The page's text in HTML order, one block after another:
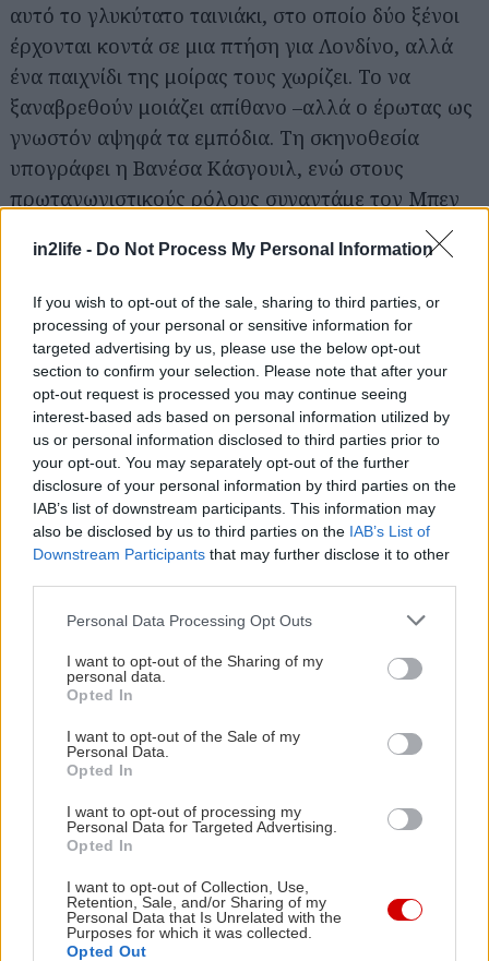
in2life - Do Not Process My Personal Information
If you wish to opt-out of the sale, sharing to third parties, or
processing of your personal or sensitive information for
targeted advertising by us, please use the below opt-out
section to confirm your selection. Please note that after your
opt-out request is processed you may continue seeing
interest-based ads based on personal information utilized by
us or personal information disclosed to third parties prior to
your opt-out. You may separately opt-out of the further
disclosure of your personal information by third parties on the
IAB’s list of downstream participants. This information may
also be disclosed by us to third parties on the IAB’s List of
Downstream Participants that may further disclose it to other
Please note that this website/app uses one or more Google
not limited to your visit or usage behaviour. You may click to
grant or deny consent to Google and its third-party tags to
use your data for below specified purposes in below Google
consent section.
Personal Data Processing Opt Outs
I want to opt-out of the Sharing of my
personal data.
Opted In
I want to opt-out of the Sale of my
Personal Data.
Opted In
I want to opt-out of processing my
Personal Data for Targeted Advertising.
Opted In
I want to opt-out of Collection, Use,
Retention, Sale, and/or Sharing of my
Personal Data that Is Unrelated with the
Purposes for which it was collected.
Opted Out
αυτό το γλυκύτατο ταινιάκι, στο οποίο δύο ξένοι
έρχονται κοντά σε μια πτήση για Λονδίνο, αλλά
ένα παιχνίδι της μοίρας τους χωρίζει. Το να
ξαναβρεθούν μοιάζει απίθανο –αλλά ο έρωτας ως
γνωστόν αψηφά τα εμπόδια. Τη σκηνοθεσία
υπογράφει η Βανέσα Κάσγουιλ, ενώ στους
πρωταγωνιστικούς ρόλους συναντάμε τον Μπεν
Θυμάσαι εκείνα τα βιβλία που αποφάσιζες τι θα
γίνει παρακάτω, και πήγαινες αναλόγως την
απόφαση στην αντίστοιχη σελίδα; Ε τώρα
υπάρχουν και σε ταινίες, όπως σοφά μας δίδαξε
πριν από μερικά χρόνια το Bandersnatch του
Black Mirror. Και σε αυτήν εδώ την διαδραστική
κομεντί, η ερωτική ζωή της Κάμι είναι στο χέρι
σου… και έχεις να διαλέξεις ανάμεσα στον
σταθερό σύντροφο, τον χαμένο μεγάλο έρωτα και
τον γοητευτικό ροκ σταρ. Σκηνοθετεί ο Στούαρτ
Μακντόναλντ, και πρωταγωνιστεί η Λόρα
Μαράνο.
Αναζήτηση
για...